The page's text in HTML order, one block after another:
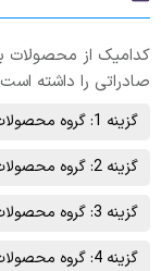
کدامیک از محصولات
صادراتی را داشته
گزینه 1: گروه محصولات سيليکات سديم
گزینه 2: گروه محصولات سولفوناسيون
گزینه 3: گروه محصولات زئوليت و روانساز
گزینه 4: گروه محصولات اولئوکميکال